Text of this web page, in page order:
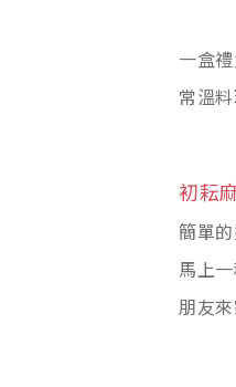
一盒
常溫
初耘
簡單
馬上一
朋友